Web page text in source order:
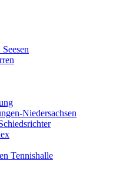
Niedersachsen
Tennishalle